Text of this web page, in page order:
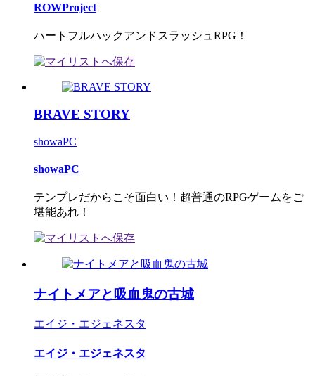
ROWProject
ハートフルハックアンドスラッシュRPG！
BRAVE STORY
showaPC
showaPC
テンプレだからこそ面白い！超普通のRPGゲームをご
堪能あれ！
ナイトメアと吸血鬼の古城
エイジ・エジェネスタ
エイジ・エジェネスタ